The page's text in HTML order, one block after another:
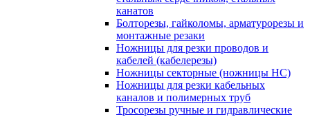
канатов
Болторезы, гайколомы, арматурорезы и
монтажные резаки
Ножницы для резки проводов и
кабелей (кабелерезы)
Ножницы секторные (ножницы НС)
Ножницы для резки кабельных
каналов и полимерных труб
Тросорезы ручные и гидравлические